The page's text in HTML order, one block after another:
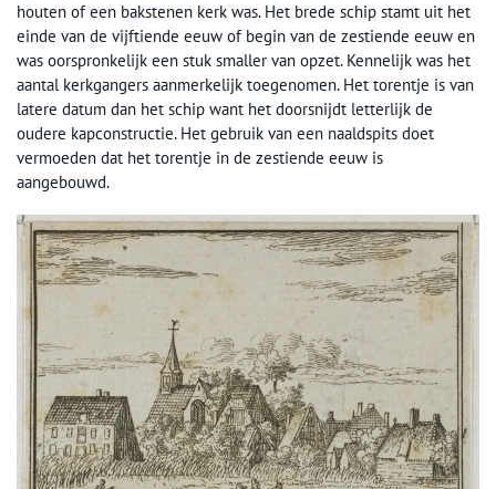
houten of een bakstenen kerk was. Het brede schip stamt uit het
einde van de vijftiende eeuw of begin van de zestiende eeuw en
was oorspronkelijk een stuk smaller van opzet. Kennelijk was het
aantal kerkgangers aanmerkelijk toegenomen. Het torentje is van
latere datum dan het schip want het doorsnijdt letterlijk de
oudere kapconstructie. Het gebruik van een naaldspits doet
vermoeden dat het torentje in de zestiende eeuw is
aangebouwd.